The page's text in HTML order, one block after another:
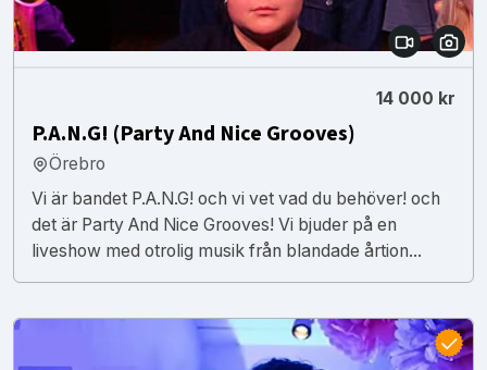
14 000 kr
P.A.N.G! (Party And Nice Grooves)
Örebro
Vi är bandet P.A.N.G! och vi vet vad du behöver! och
det är Party And Nice Grooves! Vi bjuder på en
liveshow med otrolig musik från blandade årtion...